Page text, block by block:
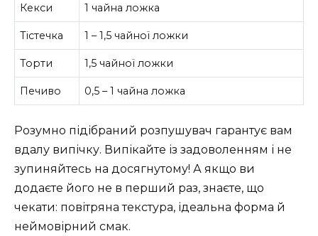
Кекси 1 чайна ложка
Тістечка 1 – 1,5 чайної ложки
Торти 1,5 чайної ложки
Печиво 0,5 – 1 чайна ложка
Розумно підібраний розпушувач гарантує вам
вдалу випічку. Випікайте із задоволенням і не
зупиняйтесь на досягнутому! А якщо ви
додаєте його не в перший раз, знаєте, що
чекати: повітряна текстура, ідеальна форма й
неймовірний смак.